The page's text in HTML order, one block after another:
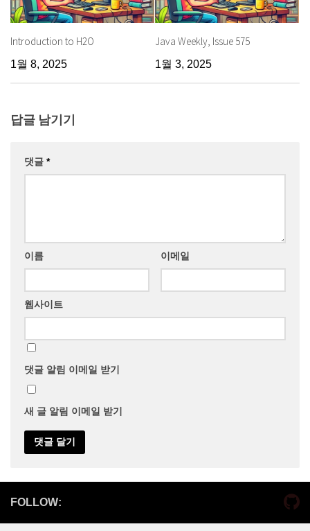
Introduction to H2O
1월 8, 2025
Java Weekly, Issue 575
1월 3, 2025
답글 남기기
댓글 *
이름 이메일
웹사이트
댓글 알림 이메일 받기
새 글 알림 이메일 받기
FOLLOW: